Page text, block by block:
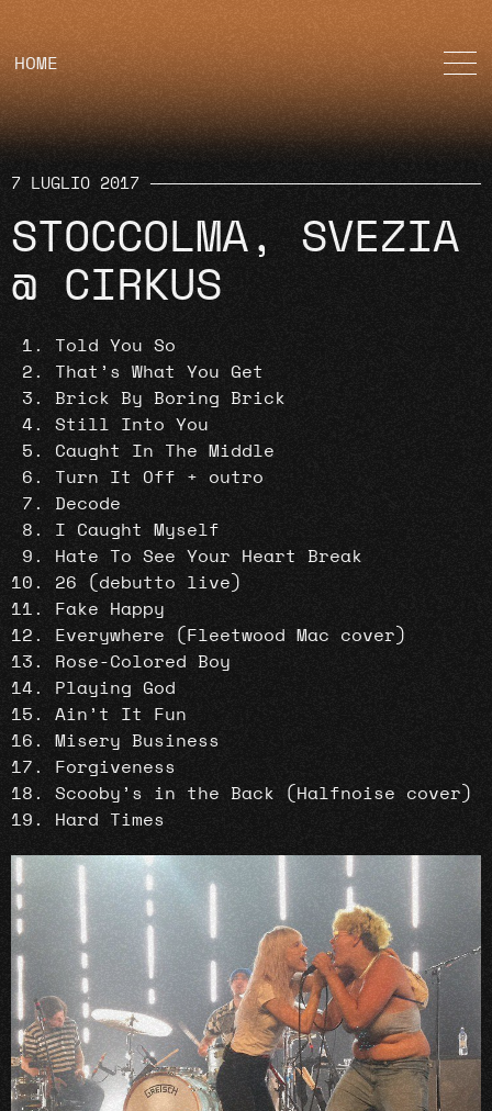
HOME
7 LUGLIO 2017
STOCCOLMA, SVEZIA
@ CIRKUS
Told You So
That’s What You Get
Brick By Boring Brick
Still Into You
Caught In The Middle
Turn It Off + outro
Decode
I Caught Myself
Hate To See Your Heart Break
26 (debutto live)
Fake Happy
Everywhere (Fleetwood Mac cover)
Rose-Colored Boy
Playing God
Ain’t It Fun
Misery Business
Forgiveness
Scooby’s in the Back (Halfnoise cover)
Hard Times